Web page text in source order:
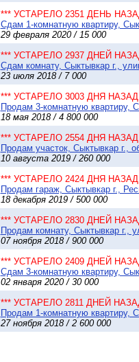
*** УСТАРЕЛО 2351 ДЕНЬ
Сдам 1-комнатную квартиру,
29 февраля 2020 / 15 000
*** УСТАРЕЛО 2937 ДНЕЙ
Сдам комнату, Сыктывкар г.,
23 июля 2018 / 7 000
*** УСТАРЕЛО 3003 ДНЯ НАЗАД
Продам 3-комнатную квартиру,
18 мая 2018 / 4 800 000
*** УСТАРЕЛО 2554 ДНЯ НАЗАД
Продам участок, Сыктывкар г.,
10 августа 2019 / 260 000
*** УСТАРЕЛО 2424 ДНЯ НАЗАД
Продам гараж, Сыктывкар г.,
18 декабря 2019 / 500 000
*** УСТАРЕЛО 2830 ДНЕЙ
Продам комнату, Сыктывкар г.,
07 ноября 2018 / 900 000
*** УСТАРЕЛО 2409 ДНЕЙ
Сдам 3-комнатную квартиру,
02 января 2020 / 30 000
*** УСТАРЕЛО 2811 ДНЕЙ
Продам 1-комнатную квартиру,
27 ноября 2018 / 2 600 000